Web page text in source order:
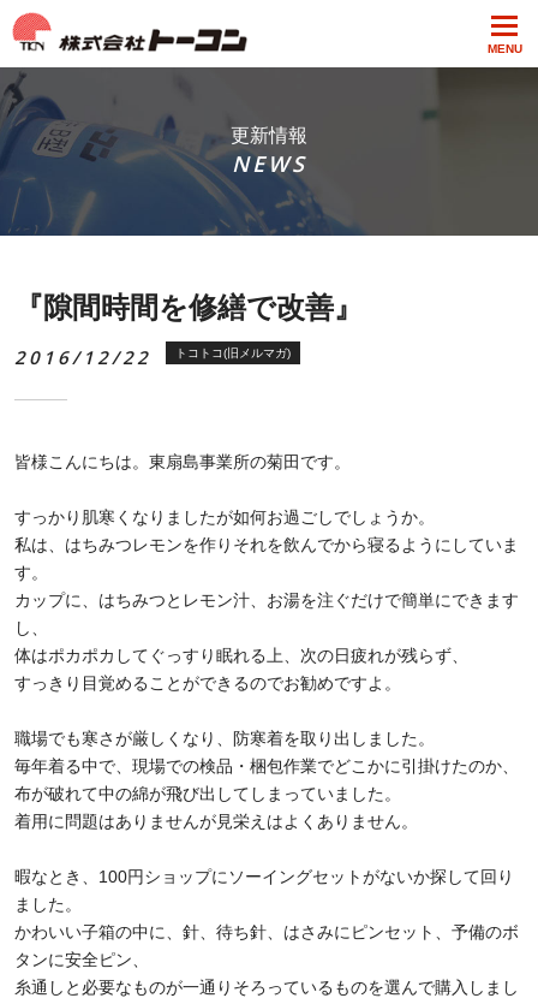
MENU
更新情報
NEWS
『隙間時間を修繕で改善』
2016/12/22 トコトコ(旧メルマガ)
皆様こんにちは。東扇島事業所の菊田です。
すっかり肌寒くなりましたが如何お過ごしでしょうか。
私は、はちみつレモンを作りそれを飲んでから寝るようにしていま
す。
カップに、はちみつとレモン汁、お湯を注ぐだけで簡単にできます
し、
体はポカポカしてぐっすり眠れる上、次の日疲れが残らず、
すっきり目覚めることができるのでお勧めですよ。
職場でも寒さが厳しくなり、防寒着を取り出しました。
毎年着る中で、現場での検品・梱包作業でどこかに引掛けたのか、
布が破れて中の綿が飛び出してしまっていました。
着用に問題はありませんが見栄えはよくありません。
暇なとき、100円ショップにソーイングセットがないか探して回り
ました。
かわいい子箱の中に、針、待ち針、はさみにピンセット、予備のボ
タンに安全ピン、
糸通しと必要なものが一通りそろっているものを選んで購入しまし